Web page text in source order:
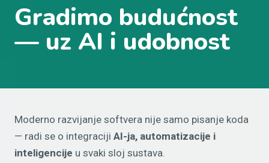
Gradimo budućnost
— uz AI i udobnost
Moderno razvijanje softvera nije samo pisanje koda
— radi se o integraciji AI-ja, automatizacije i
inteligencije u svaki sloj sustava.